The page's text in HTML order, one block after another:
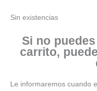
Sin existencias
Si no
carrito,
Le informaremos cuando